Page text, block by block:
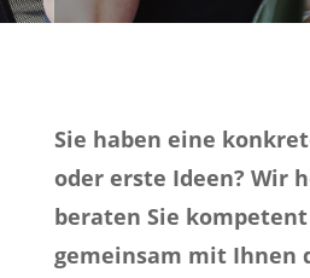
Sie haben eine
oder erste Ideen? Wir
beraten Sie
gemeinsam mit Ihnen